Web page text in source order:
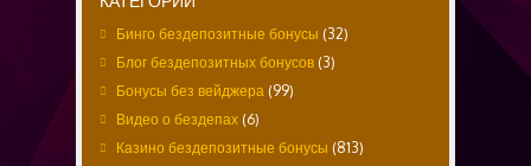
Бинго бездепозитные бонусы (32)
Блог бездепозитных бонусов (3)
Бонусы без вейджера (99)
Видео о бездепах (6)
Казино бездепозитные бонусы (813)